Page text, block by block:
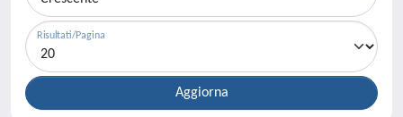
Risultati/Pagina